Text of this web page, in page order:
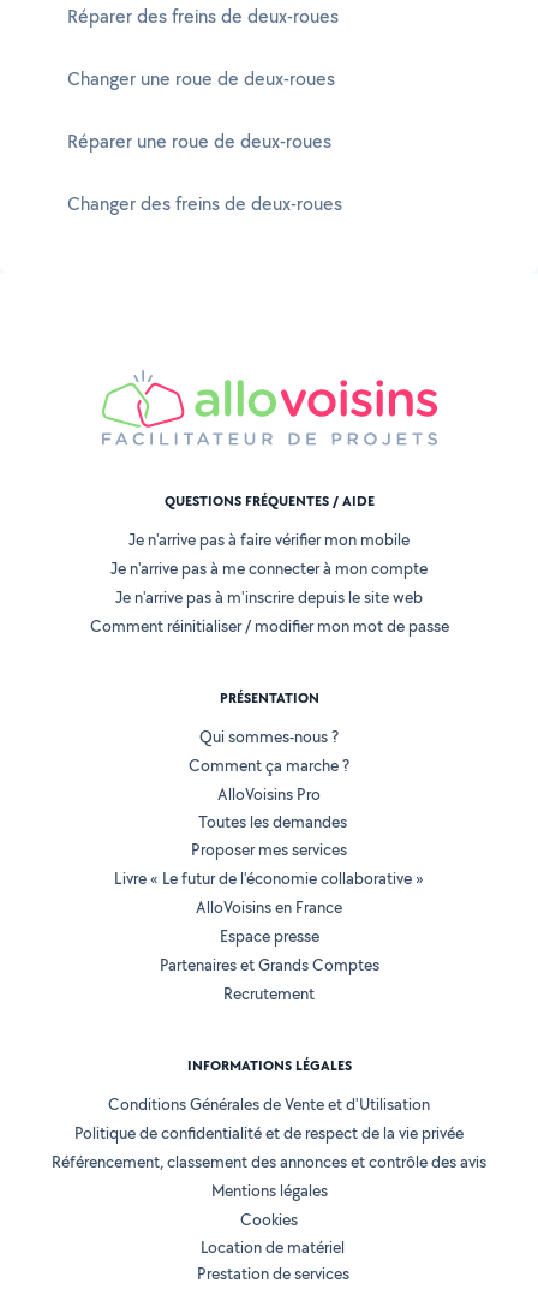
Réparer des freins de deux-roues
Changer une roue de deux-roues
Réparer une roue de deux-roues
Changer des freins de deux-roues
QUESTIONS FRÉQUENTES / AIDE
Je n'arrive pas à faire vérifier mon mobile
Je n'arrive pas à me connecter à mon compte
Je n'arrive pas à m'inscrire depuis le site web
Comment réinitialiser / modifier mon mot de passe
PRÉSENTATION
Qui sommes-nous ?
Comment ça marche ?
AlloVoisins Pro
Toutes les demandes
Proposer mes services
Livre « Le futur de l'économie collaborative »
AlloVoisins en France
Espace presse
Partenaires et Grands Comptes
Recrutement
INFORMATIONS LÉGALES
Conditions Générales de Vente et d'Utilisation
Politique de confidentialité et de respect de la vie privée
Référencement, classement des annonces et contrôle des avis
Mentions légales
Cookies
Location de matériel
Prestation de services